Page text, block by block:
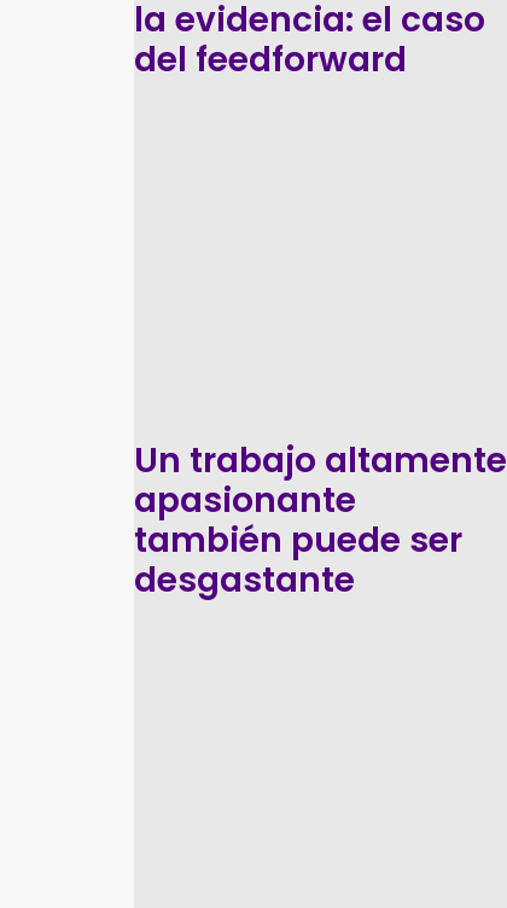
la evidencia: el caso
del feedforward
Un trabajo altamente
apasionante
también puede ser
desgastante